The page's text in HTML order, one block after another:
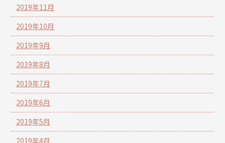
2019年11月
2019年10月
2019年9月
2019年8月
2019年7月
2019年6月
2019年5月
2019年4月